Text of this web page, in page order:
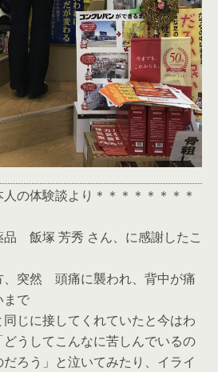
の体験談より＊＊＊＊＊＊＊＊
飯塚 芳秀 さん、に感謝したこ
、突然 頭痛に襲われ、背中が痛
まで
じに接してくれていたと今はわ
うしてこんなに苦しんでいるの
ろう」と泣いてみたり、イライ